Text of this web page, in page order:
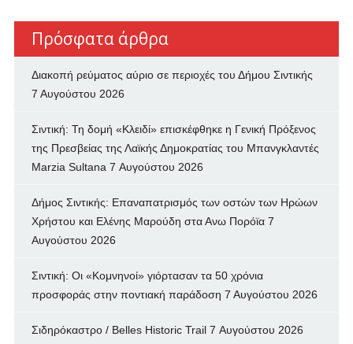
Πρόσφατα άρθρα
Διακοπή ρεύματος αύριο σε περιοχές του Δήμου Σιντικής
7 Αυγούστου 2026
Σιντική: Τη δομή «Κλειδί» επισκέφθηκε η Γενική Πρόξενος
της Πρεσβείας της Λαϊκής Δημοκρατίας του Μπανγκλαντές
Marzia Sultana 7 Αυγούστου 2026
Δήμος Σιντικής: Επαναπατρισμός των oστών των Ηρώων
Χρήστου και Ελένης Μαρούδη στα Ανω Πορόϊα 7
Αυγούστου 2026
Σιντική: Οι «Κομνηνοί» γιόρτασαν τα 50 χρόνια
προσφοράς στην ποντιακή παράδοση 7 Αυγούστου 2026
Σιδηρόκαστρο / Belles Historic Trail 7 Αυγούστου 2026